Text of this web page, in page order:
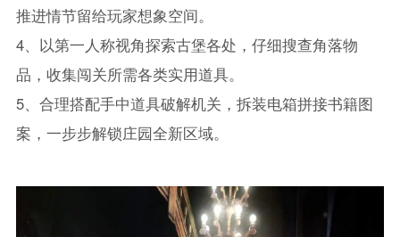
推进情节留给玩家想象空间。
4、以第一人称视角探索古堡各处，仔细搜查角落物
品，收集闯关所需各类实用道具。
5、合理搭配手中道具破解机关，拆装电箱拼接书籍图
案，一步步解锁庄园全新区域。